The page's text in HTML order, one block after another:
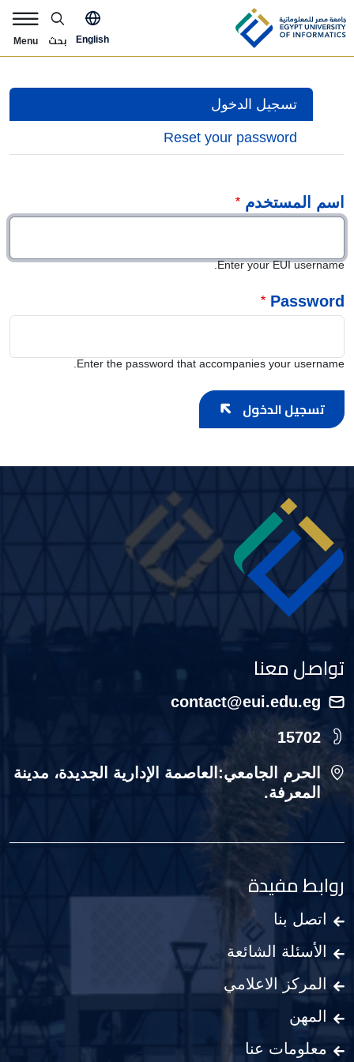
Skip to main content
Now Menu
English بحث Menu
التبويبات الأساسية
تسجيل الدخول
Reset your password
اسم المستخدم
Enter your EUI username.
Password
Enter the password that accompanies your username.
تسجيل الدخول
تواصل معنا
contact@eui.edu.eg
15702
الحرم الجامعي:العاصمة الإدارية الجديدة، مدينة
المعرفة.
روابط مفيدة
اتصل بنا
الأسئلة الشائعة
المركز الاعلامي
المهن
معلومات عنا